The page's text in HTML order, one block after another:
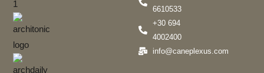
6610533
+30 694
4002400
info@caneplexus.com